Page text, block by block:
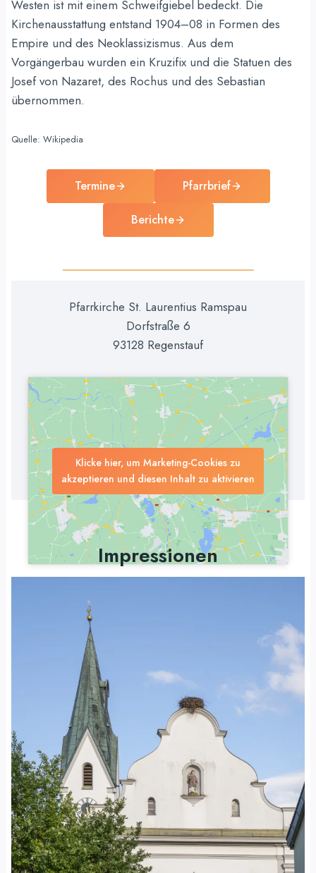
Westen ist mit einem Schweifgiebel bedeckt. Die
Kirchenausstattung entstand 1904–08 in Formen des
Empire und des Neoklassizismus. Aus dem
Vorgängerbau wurden ein Kruzifix und die Statuen des
Josef von Nazaret, des Rochus und des Sebastian
übernommen.
Quelle: Wikipedia
Termine Pfarrbrief
Berichte
Pfarrkirche St. Laurentius Ramspau
Dorfstraße 6
93128 Regenstauf
Klicke hier, um Marketing-Cookies zu
akzeptieren und diesen Inhalt zu aktivieren
Impressionen